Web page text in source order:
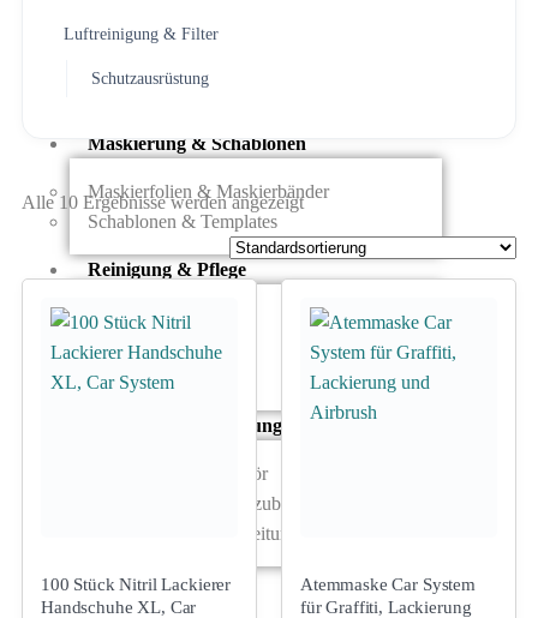
Spachtelmasse & Sprühspachtel
Maskierung & Schablonen
Maskierfolien & Maskierbänder
Schablonen & Templates
Reinigung & Pflege
Oberflächenreiniger
Airbrush-Reiniger
Luftreinigung & Filter
Zubehör & Ausstattung
Arbeitsplatz & Zubehör
Leerbehälter & Mischzubehör
Spezialliteratur & Anleitungen
Gutscheine
Luftreinigung & Filter
Schutzausrüstung
Alle 10 Ergebnisse werden angezeigt
100 Stück Nitril Lackierer
Handschuhe XL, Car
Atemmaske Car System
für Graffiti, Lackierung